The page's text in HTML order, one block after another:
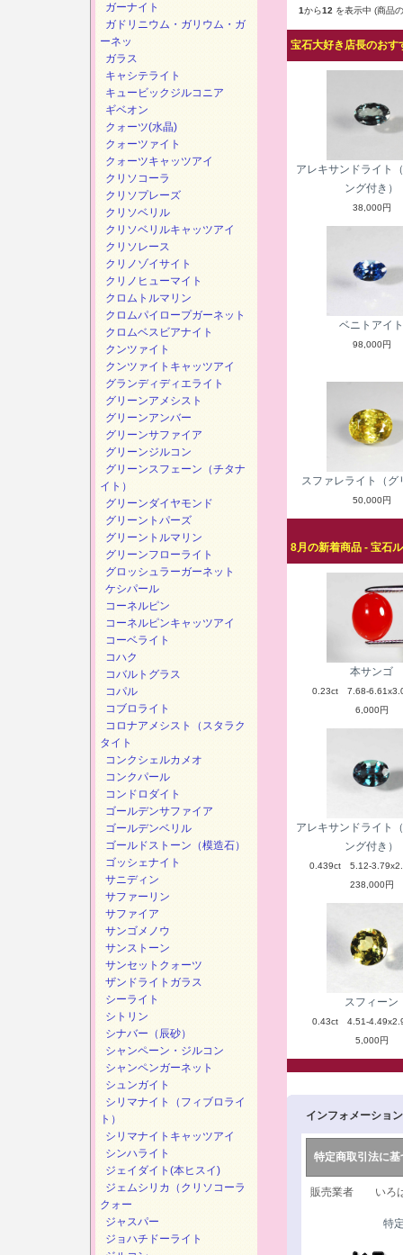
1から12 を表示中 (商品
宝石大好き店長のおす
アレキサンドライト
ング付き）
38,000円
ベニトアイト
98,000円
スファレライト（グ
50,000円
8月の新着商品 - 宝石
本サンゴ
0.23ct 7.68-
6,000円
アレキサンドライト
ング付き）
0.439ct 5.12-
238,000円
スフィーン
0.43ct 4.51-
5,000円
インフォメーション
特定商取引法に基
販売業者 いろ
特
ガーナイト
ガドリニウム・ガリウム・ガ
ーネッ
ガラス
キャシテライト
キュービックジルコニア
ギベオン
クォーツ(水晶)
クォーツァイト
クォーツキャッツアイ
クリソコーラ
クリソプレーズ
クリソベリル
クリソベリルキャッツアイ
クリソレース
クリノゾイサイト
クリノヒューマイト
クロムトルマリン
クロムパイロープガーネット
クロムベスビアナイト
クンツァイト
クンツァイトキャッツアイ
グランディディエライト
グリーンアメシスト
グリーンアンバー
グリーンサファイア
グリーンジルコン
グリーンスフェーン（チタナ
イト）
グリーンダイヤモンド
グリーントパーズ
グリーントルマリン
グリーンフローライト
グロッシュラーガーネット
ケシパール
コーネルピン
コーネルピンキャッツアイ
コーベライト
コハク
コバルトグラス
コパル
コブロライト
コロナアメシスト（スタラク
タイト
コンクシェルカメオ
コンクパール
コンドロダイト
ゴールデンサファイア
ゴールデンベリル
ゴールドストーン（模造石）
ゴッシェナイト
サニディン
サファーリン
サファイア
サンゴメノウ
サンストーン
サンセットクォーツ
ザンドライトガラス
シーライト
シトリン
シナバー（辰砂）
シャンペーン・ジルコン
シャンペンガーネット
シュンガイト
シリマナイト（フィブロライ
ト）
シリマナイトキャッツアイ
シンハライト
ジェイダイト(本ヒスイ)
ジェムシリカ（クリソコーラ
クォー
ジャスパー
ジョハチドーライト